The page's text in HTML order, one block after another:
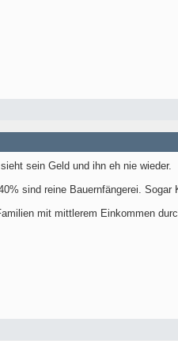
sein Geld und ihn eh nie wieder.
sind reine Bauernfängerei. Sogar
mit mittlerem Einkommen